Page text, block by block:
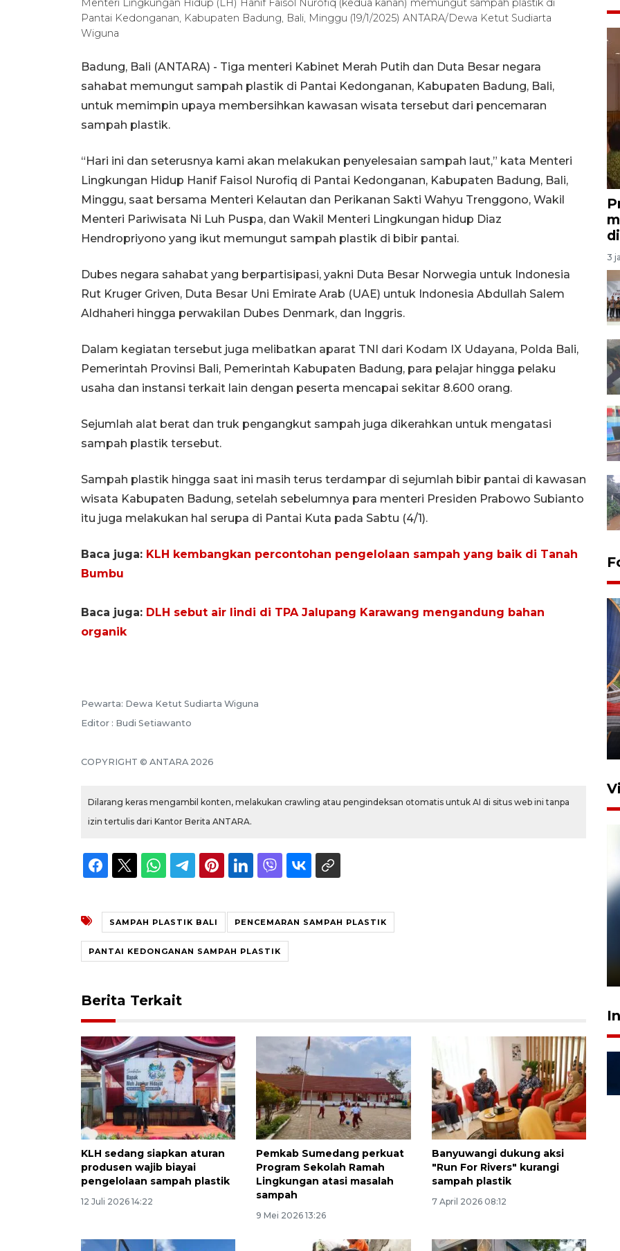
Menteri Lingkungan Hidup (LH) Hanif Faisol Nurofiq (kedua kanan) memungut sampah plastik di
Pantai Kedonganan, Kabupaten Badung, Bali, Minggu (19/1/2025) ANTARA/Dewa Ketut Sudiarta
Wiguna
Badung, Bali (ANTARA) - Tiga menteri Kabinet Merah Putih dan Duta Besar negara
sahabat memungut sampah plastik di Pantai Kedonganan, Kabupaten Badung, Bali,
untuk memimpin upaya membersihkan kawasan wisata tersebut dari pencemaran
sampah plastik.
“Hari ini dan seterusnya kami akan melakukan penyelesaian sampah laut,” kata Menteri
Lingkungan Hidup Hanif Faisol Nurofiq di Pantai Kedonganan, Kabupaten Badung, Bali,
Minggu, saat bersama Menteri Kelautan dan Perikanan Sakti Wahyu Trenggono, Wakil
Menteri Pariwisata Ni Luh Puspa, dan Wakil Menteri Lingkungan hidup Diaz
Hendropriyono yang ikut memungut sampah plastik di bibir pantai.
Dubes negara sahabat yang berpartisipasi, yakni Duta Besar Norwegia untuk Indonesia
Rut Kruger Griven, Duta Besar Uni Emirate Arab (UAE) untuk Indonesia Abdullah Salem
Aldhaheri hingga perwakilan Dubes Denmark, dan Inggris.
Dalam kegiatan tersebut juga melibatkan aparat TNI dari Kodam IX Udayana, Polda Bali,
Pemerintah Provinsi Bali, Pemerintah Kabupaten Badung, para pelajar hingga pelaku
usaha dan instansi terkait lain dengan peserta mencapai sekitar 8.600 orang.
Sejumlah alat berat dan truk pengangkut sampah juga dikerahkan untuk mengatasi
sampah plastik tersebut.
Sampah plastik hingga saat ini masih terus terdampar di sejumlah bibir pantai di kawasan
wisata Kabupaten Badung, setelah sebelumnya para menteri Presiden Prabowo Subianto
itu juga melakukan hal serupa di Pantai Kuta pada Sabtu (4/1).
Baca juga: KLH kembangkan percontohan pengelolaan sampah yang baik di Tanah
Bumbu
Baca juga: DLH sebut air lindi di TPA Jalupang Karawang mengandung bahan
organik
Pewarta: Dewa Ketut Sudiarta Wiguna
Editor : Budi Setiawanto
COPYRIGHT © ANTARA 2026
Dilarang keras mengambil konten, melakukan crawling atau pengindeksan otomatis untuk AI di situs web ini tanpa
izin tertulis dari Kantor Berita ANTARA.
SAMPAH PLASTIK BALI PENCEMARAN SAMPAH PLASTIK
PANTAI KEDONGANAN SAMPAH PLASTIK
Berita Terkait
KLH sedang siapkan aturan
produsen wajib biayai
pengelolaan sampah plastik
12 Juli 2026 14:22
Pemkab Sumedang perkuat
Program Sekolah Ramah
Lingkungan atasi masalah
sampah
9 Mei 2026 13:26
Banyuwangi dukung aksi
"Run For Rivers" kurangi
sampah plastik
7 April 2026 08:12
3
Pelanggan Filaha Farm setia